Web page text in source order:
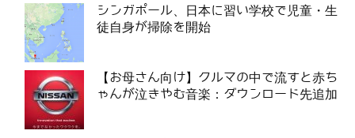
シンガポール、日本に習い学校で児童・生
徒自身が掃除を開始
【お母さん向け】クルマの中で流すと赤ち
ゃんが泣きやむ音楽：ダウンロード先追加